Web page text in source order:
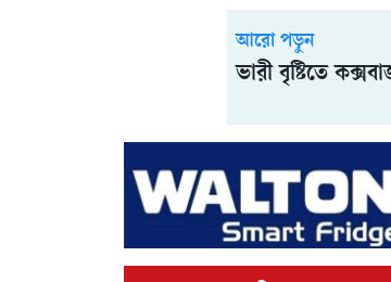
আরো পড়ুন
ভারী বৃষ্টিতে